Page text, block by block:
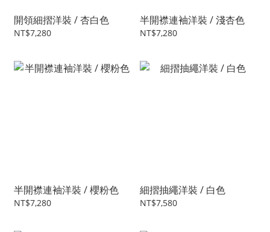
開領細摺洋裝 / 杏白色
NT$7,280
半開襟連袖洋裝 / 淺杏色
NT$7,280
半開襟連袖洋裝 / 櫻粉色
NT$7,280
細摺抽繩洋裝 / 白色
NT$7,580